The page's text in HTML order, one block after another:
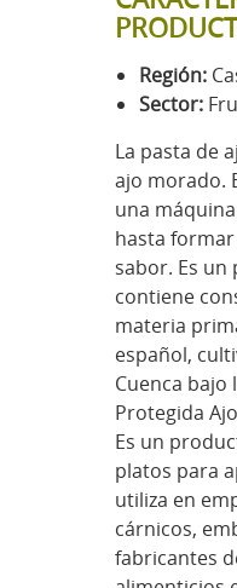
Región:
Sector:
La pasta de
ajo morado.
una
hasta
sabor. Es
contiene
materia
español,
Cuenca bajo
Protegida
Es un
platos para
utiliza en
cárnicos,
fabricantes